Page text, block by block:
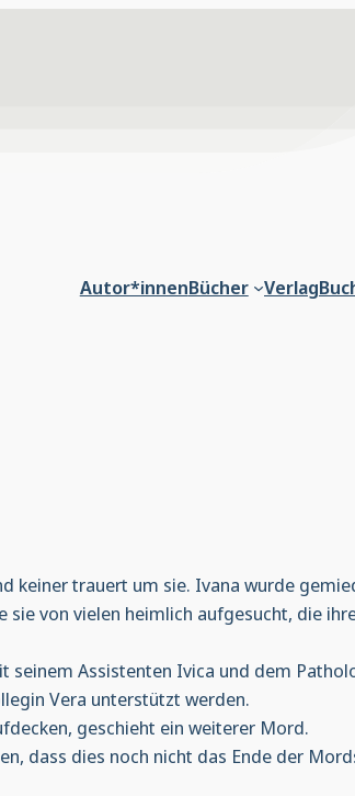
Autor*innenBücher Verlag
keiner trauert um sie. Ivana wurde
sie von vielen heimlich aufgesucht, die
seinem Assistenten Ivica und dem
Vera unterstützt werden.
geschieht ein weiterer Mord.
dass dies noch nicht das Ende der